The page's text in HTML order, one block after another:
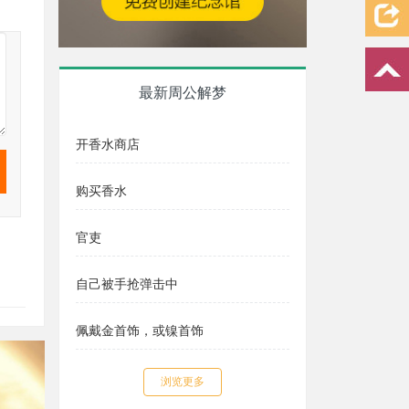
最新周公解梦
开香水商店
购买香水
官吏
自己被手抢弹击中
佩戴金首饰，或镍首饰
浏览更多